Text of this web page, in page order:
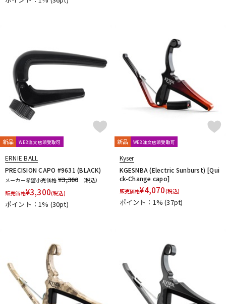
新品 WEB注文店頭受取可
ERNIE BALL
PRECISION CAPO #9631 (BLACK)
メーカー希望小売価格 ¥3,300
（税込）
販売価格¥3,300(税込)
ポイント：1% (30pt)
新品 WEB注文店頭受取可
Kyser
KGESNBA (Electric Sunburst) [Qui
ck-Change capo]
販売価格¥4,070(税込)
ポイント：1%(37pt)